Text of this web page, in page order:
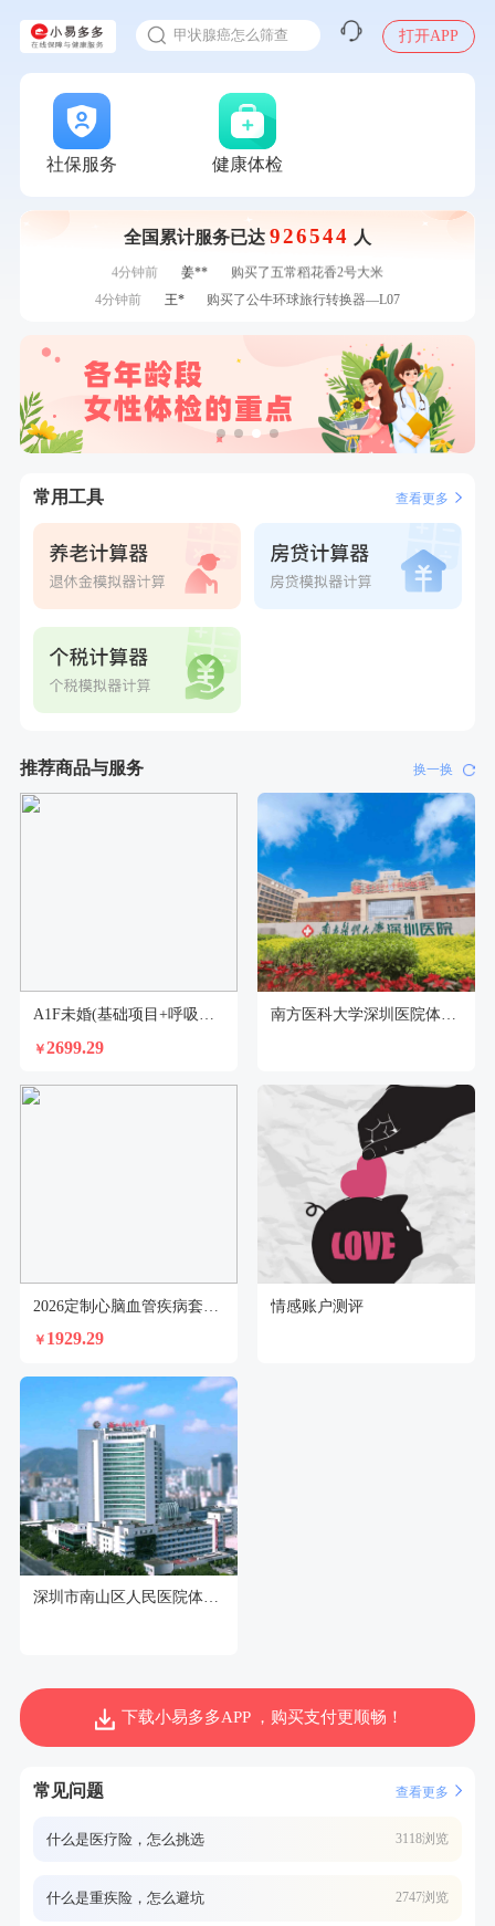
甲状腺癌怎么筛查
打开APP
社保服务 健康体检
全国累计服务已达 926544 人
7分钟前
毛**
购买了联创雅斯奶锅DF-CP103M
刚刚
江**
成功预约了女性VIP体检套餐
刚刚
江**
成功预约了女性VIP体检套餐
成功预约糖尿病强化体检套餐
成功预约糖尿病强化体检套餐
1分钟前
购买了姚朵朵-1000g粗粮生活礼盒
2分钟前
江**
成功预约了女性VIP体检套餐
4分钟前
姜**
购买了五常稻花香2号大米
4分钟前
王*
购买了公牛环球旅行转换器—L07
成功预约了标准套餐（男）
7分钟前
毛**
购买了联创雅斯奶锅DF-CP103M
7分钟前
毛**
购买了联创雅斯奶锅DF-CP103M
成功预约了女性VIP体检套餐
常用工具 查看更多
推荐商品与服务 换一换
￥2699.29
南方医科大学深圳医院体检中心
￥ 1929.29
情感账户测评
深圳市南山区人民医院体检中心
下载小易多多APP ，购买支付更顺畅！
常见问题 查看更多
什么是医疗险，怎么挑选 3118浏览
什么是重疾险，怎么避坑 2747浏览